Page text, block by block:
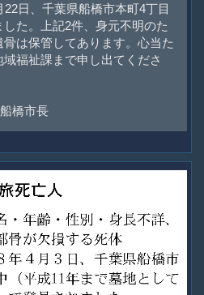
22日、千葉県船橋市本町4丁目
た。上記2件、身元不明のた
は保管してあります。心当た
福祉課まで申し出てくださ
橋市長